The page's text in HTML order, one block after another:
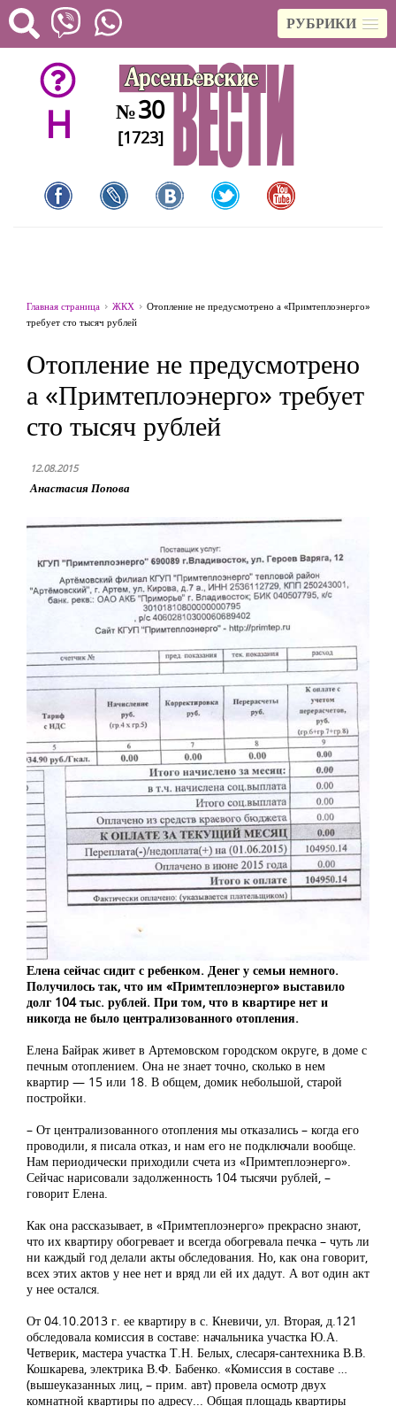
РУБРИКИ
H №30
[1723]
Главная страница ЖКХ
Отопление не предусмотрено а «Примтеплоэнерго»
требует сто тысяч рублей
Отопление не предусмотрено
а «Примтеплоэнерго» требует
сто тысяч рублей
12.08.2015
Анастасия Попова
Елена сейчас сидит с ребенком. Денег у семьи немного.
Получилось так, что им «Примтеплоэнерго» выставило
долг 104 тыс. рублей. При том, что в квартире нет и
никогда не было централизованного отопления.
Елена Байрак живет в Артемовском городском округе, в доме с
печным отоплением. Она не знает точно, сколько в нем
квартир — 15 или 18. В общем, домик небольшой, старой
постройки.
– От централизованного отопления мы отказались – когда его
проводили, я писала отказ, и нам его не подключали вообще.
Нам периодически приходили счета из «Примтеплоэнерго».
Сейчас нарисовали задолженность 104 тысячи рублей, –
говорит Елена.
Как она рассказывает, в «Примтеплоэнерго» прекрасно знают,
что их квартиру обогревает и всегда обогревала печка – чуть ли
ни каждый год делали акты обследования. Но, как она говорит,
всех этих актов у нее нет и вряд ли ей их дадут. А вот один акт
у нее остался.
От 04.10.2013 г. ее квартиру в с. Кневичи, ул. Вторая, д.121
обследовала комиссия в составе: начальника участка Ю.А.
Четверик, мастера участка Т.Н. Белых, слесаря-сантехника В.В.
Кошкарева, электрика В.Ф. Бабенко. «Комиссия в составе …
(вышеуказанных лиц, – прим. авт) провела осмотр двух
комнатной квартиры по адресу... Общая площадь квартиры